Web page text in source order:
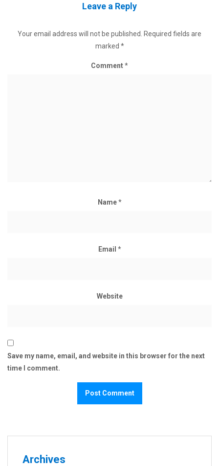
Leave a Reply
Your email address will not be published.
Required fields are
marked *
Comment*
Name*
Email *
Website
Save my name, email, and website in this browser for the next
time I comment.
Archives